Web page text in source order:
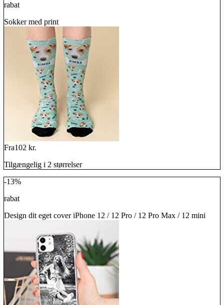
rabat
Sokker med print
Fra102 kr.
Tilgængelig i 2 størrelser
-13%
rabat
Design dit eget cover iPhone 12 / 12 Pro / 12 Pro Max / 12 mini